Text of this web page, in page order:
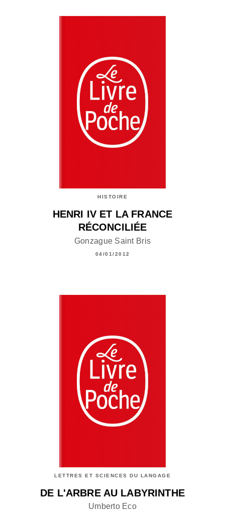
HISTOIRE
HENRI IV ET LA FRANCE
RÉCONCILIÉE
Gonzague Saint Bris
04/01/2012
LETTRES ET SCIENCES DU LANGAGE
DE L'ARBRE AU LABYRINTHE
Umberto Eco